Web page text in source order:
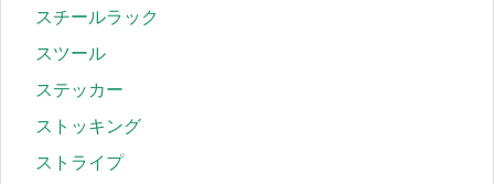
スチールラック
スツール
ステッカー
ストッキング
ストライプ